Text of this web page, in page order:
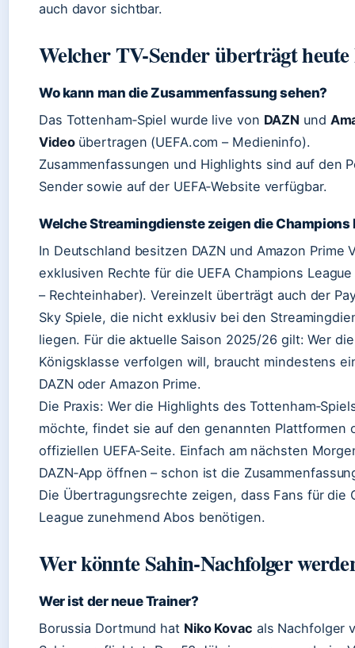
auch davor sichtbar.
Welcher TV-Sender überträgt
Wo kann man die Zusammenfassung sehen?
Das Tottenham‑Spiel wurde live von DAZN und
Videoübertragen (UEFA.com – Medieninfo).
Zusammenfassungen und Highlights sind auf den
Sender sowie auf der UEFA‑Website verfügbar.
Welche Streamingdienste zeigen die Champions
In Deutschland besitzen DAZN und Amazon Prime
exklusiven Rechte für die UEFA Champions League
– Rechteinhaber). Vereinzelt überträgt auch der
Sky Spiele, die nicht exklusiv bei den
liegen. Für die aktuelle Saison 2025/26 gilt: Wer die
Königsklasse verfolgen will, braucht mindestens
DAZN oder Amazon Prime.
Die Praxis: Wer die Highlights des
möchte, findet sie auf den genannten Plattformen
offiziellen UEFA‑Seite. Einfach am nächsten
DAZN‑App öffnen – schon ist die
Die Übertragungsrechte zeigen, dass Fans für die
League zunehmend Abos benötigen.
Wer könnte Sahin-Nachfolger
Wer ist der neue Trainer?
Borussia Dortmund hat Niko Kovac als Nachfolger